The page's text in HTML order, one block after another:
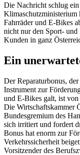
Die Nachricht schlug
Klimaschutzministerium
Fahrräder und E-Bikes
nicht nur den Sport- und
Kunden in ganz
Ein
Der Reparaturbonus,
Instrument zur
und E-Bikes galt, ist von
Die Wirtschaftskammer
Bundesgremium des
sich irritiert und fordert
Bonus hat enorm zur
Verkehrssicherheit
Vorsitzender des